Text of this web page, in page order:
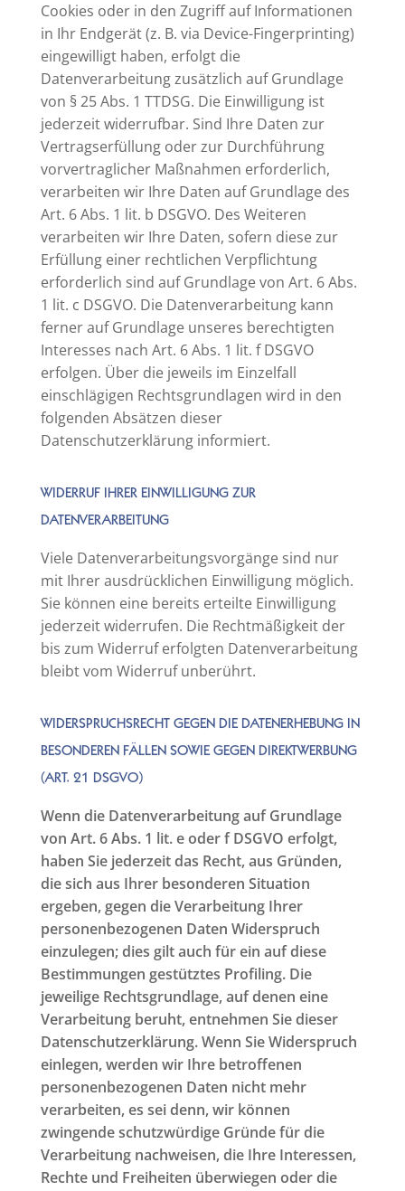
Cookies oder in den Zugriff auf Informationen
in Ihr Endgerät (z. B. via Device-Fingerprinting)
eingewilligt haben, erfolgt die
Datenverarbeitung zusätzlich auf Grundlage
von § 25 Abs. 1 TTDSG. Die Einwilligung ist
jederzeit widerrufbar. Sind Ihre Daten zur
Vertragserfüllung oder zur Durchführung
vorvertraglicher Maßnahmen erforderlich,
verarbeiten wir Ihre Daten auf Grundlage des
Art. 6 Abs. 1 lit. b DSGVO. Des Weiteren
verarbeiten wir Ihre Daten, sofern diese zur
Erfüllung einer rechtlichen Verpflichtung
erforderlich sind auf Grundlage von Art. 6 Abs.
1 lit. c DSGVO. Die Datenverarbeitung kann
ferner auf Grundlage unseres berechtigten
Interesses nach Art. 6 Abs. 1 lit. f DSGVO
erfolgen. Über die jeweils im Einzelfall
einschlägigen Rechtsgrundlagen wird in den
folgenden Absätzen dieser
Datenschutzerklärung informiert.
WIDERRUF IHRER EINWILLIGUNG ZUR
DATENVERARBEITUNG
Viele Datenverarbeitungsvorgänge sind nur
mit Ihrer ausdrücklichen Einwilligung möglich.
Sie können eine bereits erteilte Einwilligung
jederzeit widerrufen. Die Rechtmäßigkeit der
bis zum Widerruf erfolgten Datenverarbeitung
bleibt vom Widerruf unberührt.
WIDERSPRUCHSRECHT GEGEN DIE DATENERHEBUNG IN
BESONDEREN FÄLLEN SOWIE GEGEN DIREKTWERBUNG
(ART. 21 DSGVO)
Wenn die Datenverarbeitung auf Grundlage
von Art. 6 Abs. 1 lit. e oder f DSGVO erfolgt,
haben Sie jederzeit das Recht, aus Gründen,
die sich aus Ihrer besonderen Situation
ergeben, gegen die Verarbeitung Ihrer
personenbezogenen Daten Widerspruch
einzulegen; dies gilt auch für ein auf diese
Bestimmungen gestütztes Profiling. Die
jeweilige Rechtsgrundlage, auf denen eine
Verarbeitung beruht, entnehmen Sie dieser
Datenschutzerklärung. Wenn Sie Widerspruch
einlegen, werden wir Ihre betroffenen
personenbezogenen Daten nicht mehr
verarbeiten, es sei denn, wir können
zwingende schutzwürdige Gründe für die
Verarbeitung nachweisen, die Ihre Interessen,
Rechte und Freiheiten überwiegen oder die